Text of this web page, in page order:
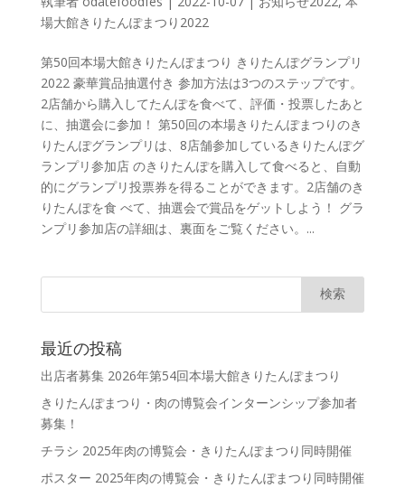
場大館きりたんぽまつり2022
第50回本場大館きりたんぽまつり きりたんぽグランプリ
2022 豪華賞品抽選付き 参加方法は3つのステップです。
2店舗から購入してたんぽを食べて、評価・投票したあと
に、抽選会に参加！ 第50回の本場きりたんぽまつりのき
りたんぽグランプリは、8店舗参加しているきりたんぽグ
ランプリ参加店 のきりたんぽを購入して食べると、自動
的にグランプリ投票券を得ることができます。2店舗のき
りたんぽを食 べて、抽選会で賞品をゲットしよう！ グラ
ンプリ参加店の詳細は、裏面をご覧ください。...
最近の投稿
出店者募集 2026年第54回本場大館きりたんぽまつり
きりたんぽまつり・肉の博覧会インターンシップ参加者
募集！
チラシ 2025年肉の博覧会・きりたんぽまつり同時開催
ポスター 2025年肉の博覧会・きりたんぽまつり同時開催